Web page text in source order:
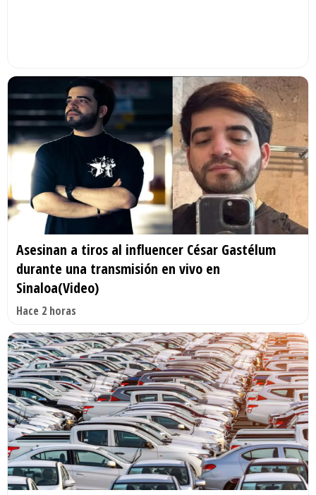
Asesinan a tiros al influencer César Gastélum
durante una transmisión en vivo en
Sinaloa(Video)
Hace 2 horas